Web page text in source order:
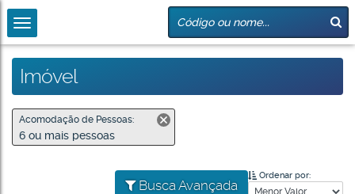
Imóvel
Acomodação de Pessoas:
6 ou mais pessoas
Busca Avançada
Ordenar por: